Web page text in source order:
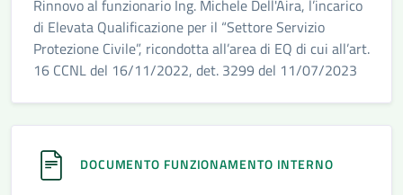
Rinnovo al funzionario Ing. Michele Dell'Aira, l’incarico
di Elevata Qualificazione per il “Settore Servizio
Protezione Civile”, ricondotta all’area di EQ di cui all’art.
16 CCNL del 16/11/2022, det. 3299 del 11/07/2023
DOCUMENTO FUNZIONAMENTO INTERNO